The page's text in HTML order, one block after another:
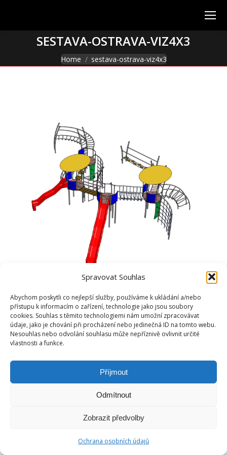
Spravovat Souhlas
Abychom poskytli co nejlepší služby, používáme k ukládání a/nebo
přístupu k informacím o zařízení, technologie jako jsou soubory
cookies. Souhlas s těmito technologiemi nám umožní zpracovávat
údaje, jako je chování při procházení nebo jedinečná ID na tomto webu.
Nesouhlas nebo odvolání souhlasu může nepříznivě ovlivnit určité
vlastnosti a funkce.
Příjmout
Odmítnout
Zobrazit předvolby
Ochrana osobních údajů
SESTAVA-OSTRAVA-VIZ4X3
You are here:
Home sestava-ostrava-viz4x3